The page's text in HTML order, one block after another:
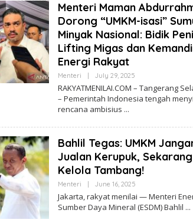
Menteri Maman
Dorong “UMKM-isasi”
Minyak Nasional: Bidik
Lifting Migas dan
Energi Rakyat
Menteri July 29, 2025
O
A
RAKYATMENILAI.COM – Tangerang
– Pemerintah Indonesia tengah
rencana ambisius
Bahlil Tegas: UMKM
Jualan Kerupuk,
Kelola Tambang!
Menteri June 16, 2025
Y
R
O
Jakarta, rakyat menilai — Menteri
Sumber Daya Mineral (ESDM) Bahlil